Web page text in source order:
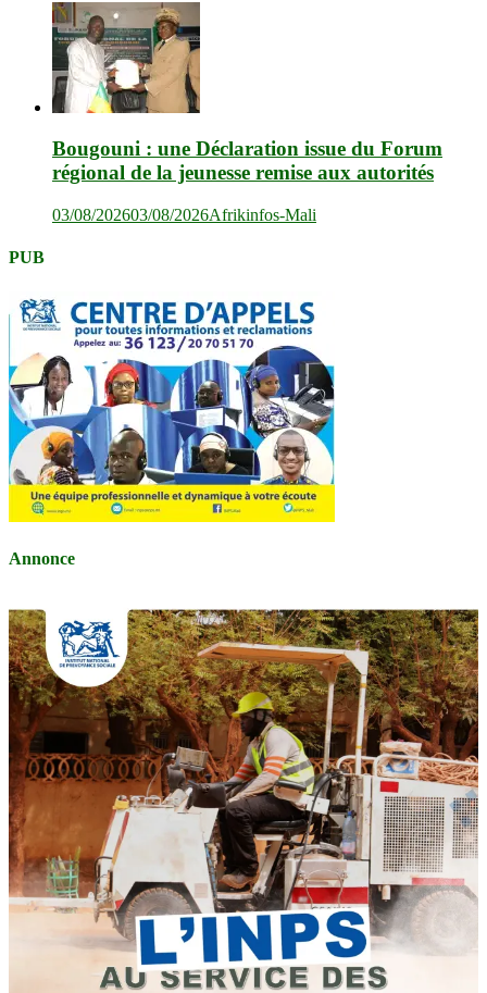
Bougouni : une Déclaration issue du Forum
régional de la jeunesse remise aux autorités
03/08/202603/08/2026Afrikinfos-Mali
PUB
Annonce